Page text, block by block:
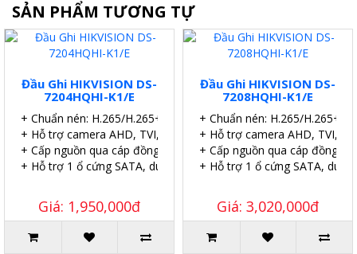
SẢN PHẨM TƯƠNG TỰ
Đầu Ghi HIKVISION DS-
7204HQHI-K1/E
+ Chuẩn nén: H.265/H.265+.
+ Hỗ trợ camera AHD, TVI, CVI, IP
+ Cấp nguồn qua cáp đồng trục (PoC).
+ Hỗ trợ 1 ổ cứng SATA, dung lượng 6TB.
Giá: 1,950,000đ
Đầu Ghi HIKVISION DS-
7208HQHI-K1/E
+ Chuẩn nén: H.265/H.265+.
+ Hỗ trợ camera AHD, TVI,
+ Cấp nguồn qua cáp đồng
+ Hỗ trợ 1 ổ cứng SATA,
Giá: 3,020,000đ